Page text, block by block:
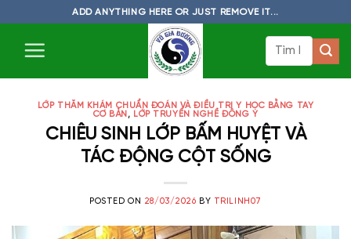
content
ADD ANYTHING HERE OR JUST REMOVE IT...
LỚP THĂM KHÁM CHUẨN ĐOÁN VÀ ĐIỀU TRỊ Y HỌC BẰNG TAY
CƠ BẢN , LỚP TRUYỀN NGHỀ ĐÔNG Y
CHIÊU SINH LỚP BẤM HUYỆT VÀ
TÁC ĐỘNG CỘT SỐNG
POSTED ON 28/03/2026 BY TRILINH07